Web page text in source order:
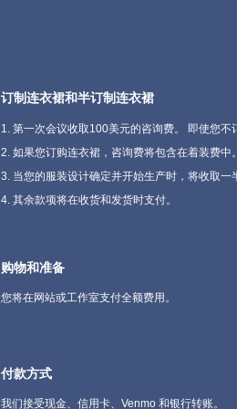
订制连衣裙和半订制连衣裙
第一次会议收取100美元的咨询费。 即使您
如果您订购连衣裙，咨询费将包含在着装费中
当您的服装设计确定并开始生产时，将收取一
其余款项将在收货和发货时支付。
购物和准备
您将在网站或工作室支付全额费用。
付款方式
我们接受现金、信用卡、Venmo 和银行转账。